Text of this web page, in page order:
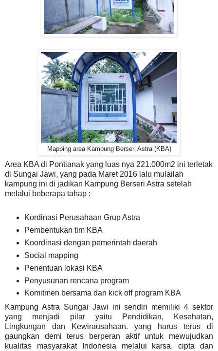
Mapping area Kampung Berseri Astra (KBA)
Area KBA di Pontianak yang luas nya 221.000m2 ini terletak
di Sungai Jawi, yang pada Maret 2016 lalu mulailah
kampung ini di jadikan Kampung Berseri Astra setelah
melalui beberapa tahap :
Kordinasi Perusahaan Grup Astra
Pembentukan tim KBA
Koordinasi dengan pemerintah daerah
Social mapping
Penentuan lokasi KBA
Penyusunan rencana program
Komitmen bersama dan kick off program KBA
Kampung Astra Sungai Jawi ini sendiri memiliki 4 sektor
yang menjadi pilar yaitu Pendidikan, Kesehatan,
Lingkungan dan Kewirausahaan. yang harus terus di
gaungkan demi terus berperan aktif untuk mewujudkan
kualitas masyarakat Indonesia melalui karsa, cipta dan